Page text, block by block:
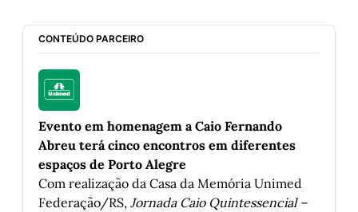
CONTEÚDO PARCEIRO
Evento em homenagem a Caio Fernando
Abreu terá cinco encontros em diferentes
espaços de Porto Alegre
Com realização da Casa da Memória Unimed
Federação/RS, Jornada Caio Quintessencial –